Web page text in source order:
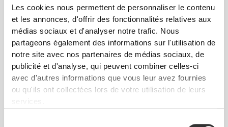
Les cookies nous permettent de personnaliser le contenu
et les annonces, d'offrir des fonctionnalités relatives aux
médias sociaux et d'analyser notre trafic. Nous
partageons également des informations sur l'utilisation de
notre site avec nos partenaires de médias sociaux, de
publicité et d'analyse, qui peuvent combiner celles-ci
avec d'autres informations que vous leur avez fournies
ou qu'ils ont collectées lors de votre utilisation de leurs
services.
Pantalon Taille Mi-Haute
MuseFit
Pantalon de jogging
IronMode
NOUVEAUTÉ